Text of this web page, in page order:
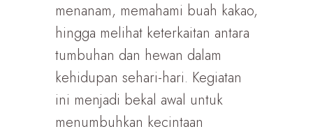
menanam, memahami buah kakao,
hingga melihat keterkaitan antara
tumbuhan dan hewan dalam
kehidupan sehari-hari. Kegiatan
ini menjadi bekal awal untuk
menumbuhkan kecintaan